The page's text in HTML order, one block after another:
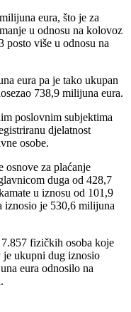
eura, što je za
u odnosu na kolovoz
posto više u odnosu na
eura pa je tako ukupan
738,9 milijuna eura.
poslovnim subjektima
djelatnost
osobe.
osnove za plaćanje
duga od 428,7
u iznosu od 101,9
iznosio je 530,6 milijuna
fizičkih osoba koje
je ukupni dug iznosio
eura odnosilo na